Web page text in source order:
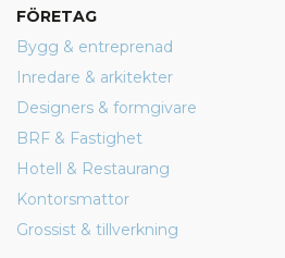
FÖRETAG
Bygg & entreprenad
Inredare & arkitekter
Designers & formgivare
BRF & Fastighet
Hotell & Restaurang
Kontorsmattor
Grossist & tillverkning